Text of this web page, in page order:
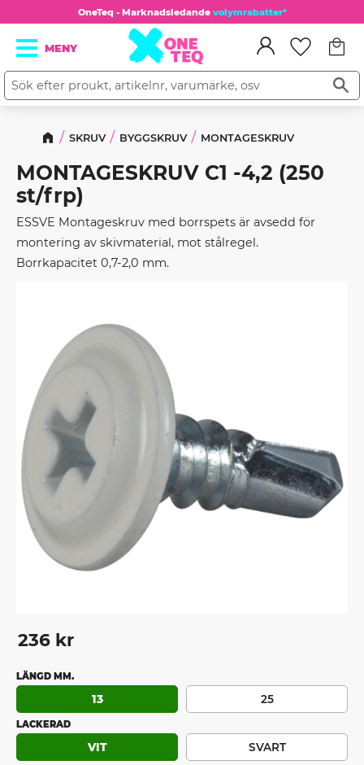
Meny
OneTeq - Marknadsledande volymrabatter*
SKRUV BYGGSKRUV MONTAGESKRUV
MONTAGESKRUV C1 -4,2 (250
st/frp)
ESSVE Montageskruv med borrspets är avsedd för
montering av skivmaterial, mot stålregel.
Borrkapacitet 0,7-2,0 mm.
236 kr
LÄNGD MM.
13 25
LACKERAD
VIT SVART